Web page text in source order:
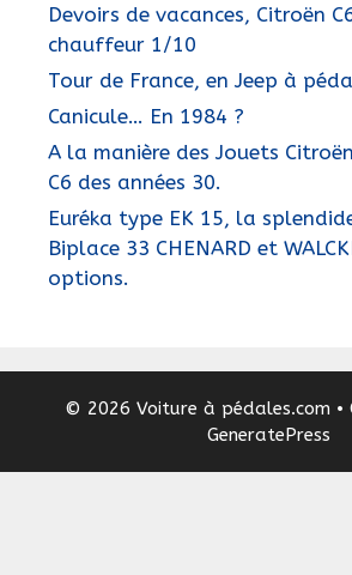
Devoirs de vacances, Citroën
chauffeur 1/10
Tour de France, en Jeep à
Canicule… En 1984 ?
A la manière des Jouets
C6 des années 30.
Euréka type EK 15, la
Biplace 33 CHENARD et
options.
© 2026 Voiture à pédales.com •
GeneratePress